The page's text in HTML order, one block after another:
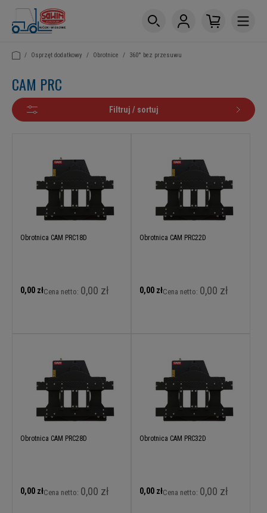
/ Osprzęt dodatkowy / Obrotnice / 360° bez przesuwu
CAM PRC
Filtruj / sortuj
Obrotnica CAM PRC18D
0,00 złCena netto: 0,00 zł
Obrotnica CAM PRC22D
0,00 złCena netto: 0,00 zł
Obrotnica CAM PRC28D
0,00 złCena netto: 0,00 zł
Obrotnica CAM PRC32D
0,00 złCena netto: 0,00 zł